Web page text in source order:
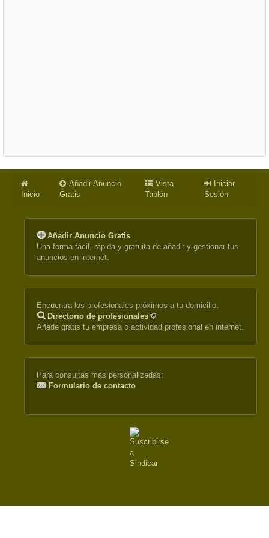
Inicio
Añadir Anuncio
Gratis
Vista
Tablón
Iniciar
Sesión
Añadir Anuncio Gratis
Una forma fácil, rápida y gratuita de añadir y gestionar tus
anuncios en internet.
Encuentra los profesionales próximos a tu domicilio.
Directorio de profesionales(link
is
Añade gratis tu empresa o actividad profesional en internet.
Para consultas más personalizadas:
Formulario de contacto